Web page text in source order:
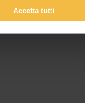
Accetta tutti
gli